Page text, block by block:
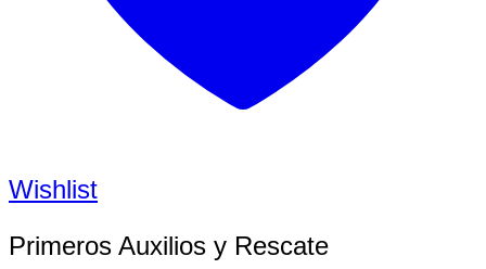
Wishlist
Primeros Auxilios y Rescate